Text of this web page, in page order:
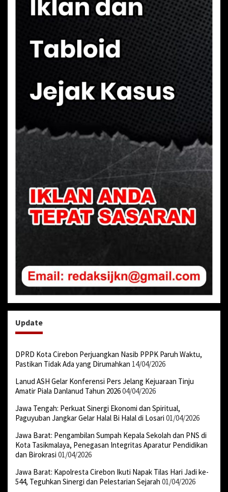
Update
DPRD Kota Cirebon Perjuangkan Nasib PPPK Paruh Waktu,
Pastikan Tidak Ada yang Dirumahkan 14/04/2026
Lanud ASH Gelar Konferensi Pers Jelang Kejuaraan Tinju
Amatir Piala Danlanud Tahun 202604/04/2026
Jawa Tengah: Perkuat Sinergi Ekonomi dan Spiritual,
Paguyuban Jangkar Gelar Halal Bi Halal di Losari 01/04/2026
Jawa Barat: Pengambilan Sumpah Kepala Sekolah dan PNS di
Kota Tasikmalaya, Penegasan Integritas Aparatur Pendidikan
dan Birokrasi 01/04/2026
Jawa Barat: Kapolresta Cirebon Ikuti Napak Tilas Hari Jadi ke-
544, Teguhkan Sinergi dan Pelestarian Sejarah 01/04/2026